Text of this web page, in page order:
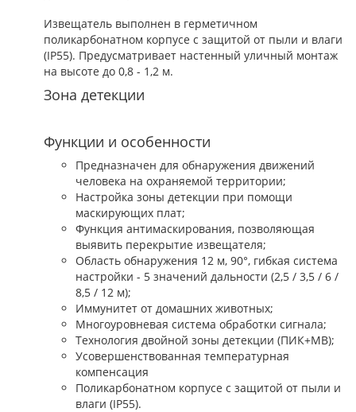
Извещатель выполнен в герметичном
поликарбонатном корпусе с защитой от пыли и влаги
(IP55). Предусматривает настенный уличный монтаж
на высоте до 0,8 - 1,2 м.
Зона детекции
Функции и особенности
Предназначен для обнаружения движений
человека на охраняемой территории;
Настройка зоны детекции при помощи
маскирующих плат;
Функция антимаскирования, позволяющая
выявить перекрытие извещателя;
Область обнаружения 12 м, 90°, гибкая система
настройки - 5 значений дальности (2,5 / 3,5 / 6 /
8,5 / 12 м);
Иммунитет от домашних животных;
Многоуровневая система обработки сигнала;
Технология двойной зоны детекции (ПИК+МВ);
Усовершенствованная температурная
компенсация
Поликарбонатном корпусе с защитой от пыли и
влаги (IP55).